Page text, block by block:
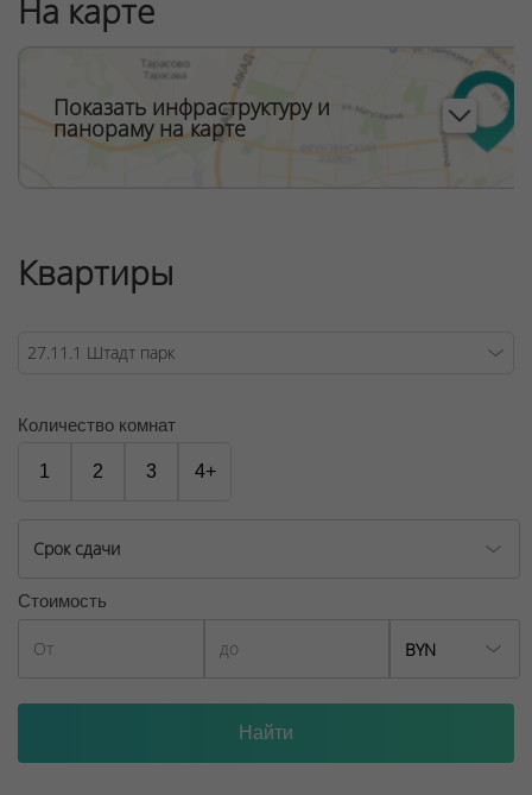
ограждением. Высота потолков 2,72 м, последний этаж
– 3,02 мНа 1 этаже каждой секции: лобби жилого дома,
встроенные коммерческие помещения
общественного назначения.
ООО "Твоя столицаконсалт", УНП 190285638, лицензия
На карте
Показать инфраструктуру и
панораму на карте
Квартиры
Количество комнат
1 2 3 4+
Срок сдачи
Стоимость
BYN